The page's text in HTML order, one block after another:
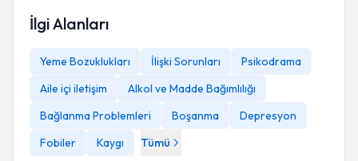
İlgi Alanları
Yeme Bozuklukları İlişki Sorunları
Psikodrama
Aile içi iletişim
Alkol ve Madde Bağımlılığı
Bağlanma Problemleri
Boşanma
Depresyon
Fobiler
Kaygı Tümü